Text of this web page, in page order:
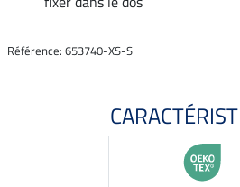
Référence: 653740-XS-S